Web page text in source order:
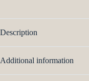
Description
Additional information